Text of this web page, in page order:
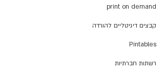
print on demand
קבצים דיגיטליים להורדה
Pintables
רשתות חברתיות